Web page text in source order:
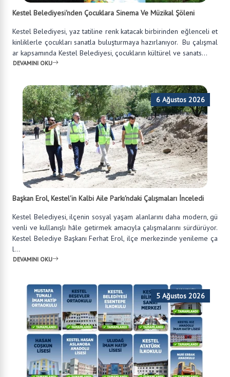
Kestel Belediyesi'nden Çocuklara Sinema Ve Müzikal Şöleni
Kestel Belediyesi, yaz tatiline renk katacak birbirinden eğlenceli et
kinliklerle çocukları sanatla buluşturmaya hazırlanıyor. Bu çalışmal
ar kapsamında Kestel Belediyesi, çocukların kültürel ve sanats...
DEVAMINI OKU
6 Ağustos 2026
Başkan Erol, Kestel'in Kalbi Aile Parkı'ndaki Çalışmaları İnceledi
Kestel Belediyesi, ilçenin sosyal yaşam alanlarını daha modern, gü
venli ve kullanışlı hâle getirmek amacıyla çalışmalarını sürdürüyor.
Kestel Belediye Başkanı Ferhat Erol, ilçe merkezinde yenileme ça
l...
DEVAMINI OKU
5 Ağustos 2026